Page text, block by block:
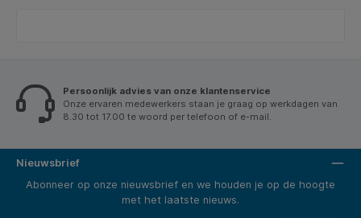
Persoonlijk advies van onze klantenservice
Onze ervaren medewerkers staan je graag op werkdagen van
8.30 tot 17.00 te woord per telefoon of e-mail.
Nieuwsbrief
Abonneer op onze nieuwsbrief en we houden je op de hoogte
met het laatste nieuws.